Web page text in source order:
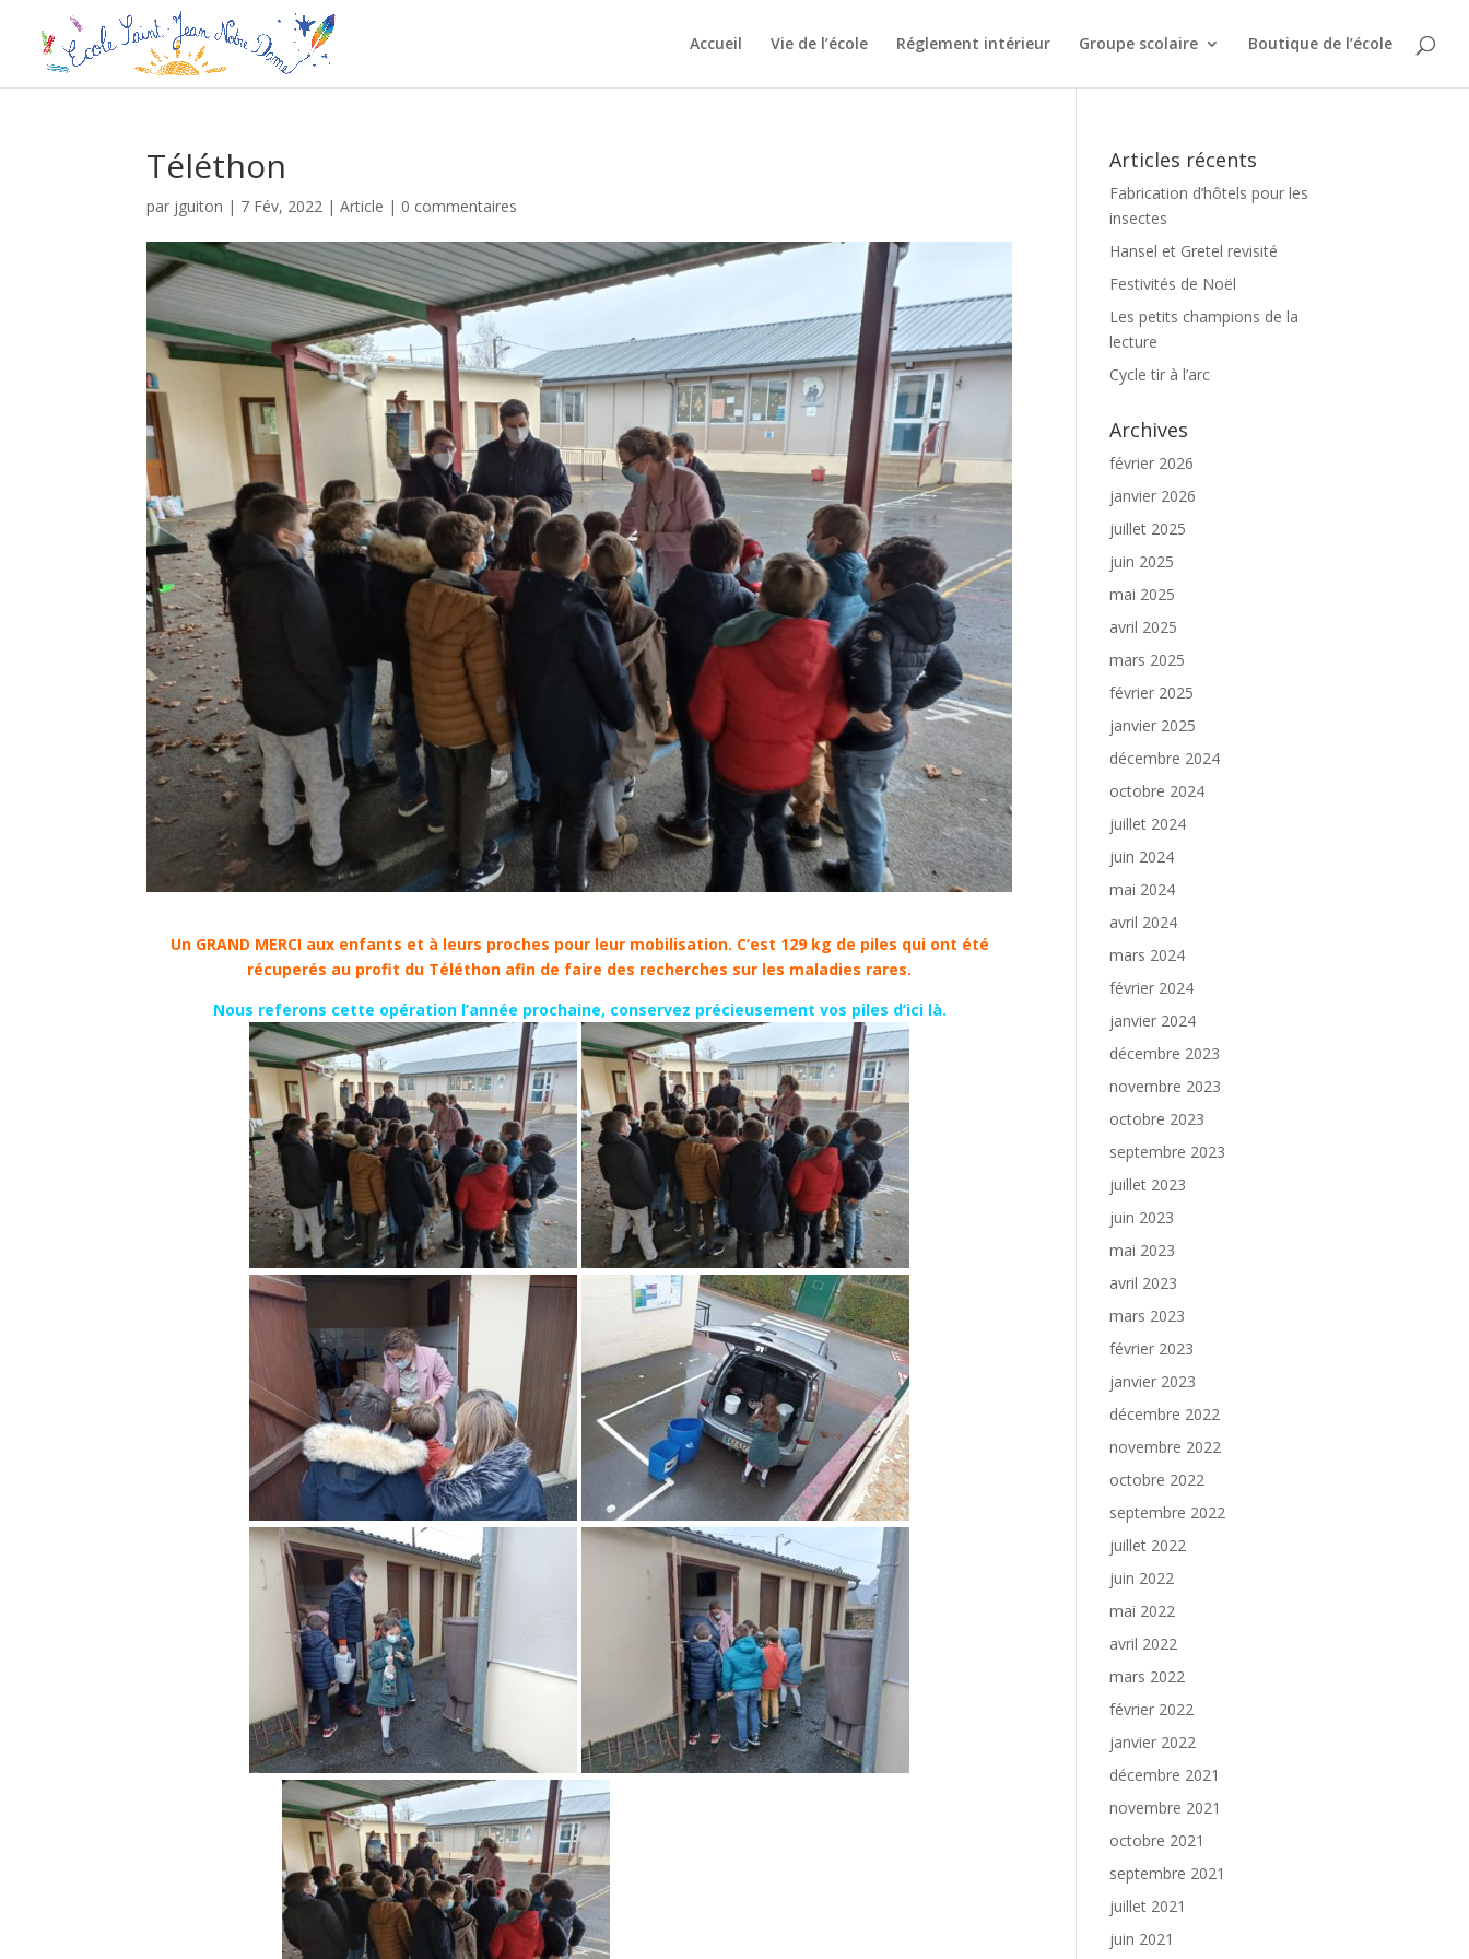
Accueil Vie de l’école Réglement intérieur Groupe scolaire Boutique de l’école
Téléthon
par jguiton | 7 Fév, 2022 |Article | 0 commentaires
Un GRAND MERCI aux enfants et à leurs proches pour leur mobilisation. C’est 129 kg de piles qui ont été
récuperés au profit du Téléthon afin de faire des recherches sur les maladies rares.
Nous referons cette opération l’année prochaine, conservez précieusement vos piles d’ici là.
Articles récents
Fabrication d’hôtels pour les
insectes
Hansel et Gretel revisité
Festivités de Noël
Les petits champions de la
lecture
Cycle tir à l’arc
Archives
février 2026
janvier 2026
juillet 2025
juin 2025
mai 2025
avril 2025
mars 2025
février 2025
janvier 2025
décembre 2024
octobre 2024
juillet 2024
juin 2024
mai 2024
avril 2024
mars 2024
février 2024
janvier 2024
décembre 2023
novembre 2023
octobre 2023
septembre 2023
juillet 2023
juin 2023
mai 2023
avril 2023
mars 2023
février 2023
janvier 2023
décembre 2022
novembre 2022
octobre 2022
septembre 2022
juillet 2022
juin 2022
mai 2022
avril 2022
mars 2022
février 2022
janvier 2022
décembre 2021
novembre 2021
octobre 2021
septembre 2021
juillet 2021
juin 2021